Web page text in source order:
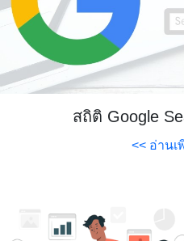
สถิติ Google
<< อ่านเ